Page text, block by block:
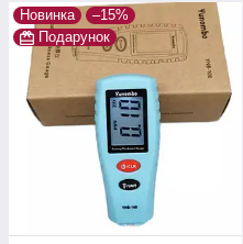
Новинка
–15%
Подарунок